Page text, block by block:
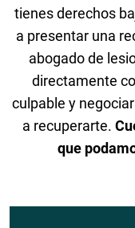
tienes derechos
a presentar una
abogado de
directamente
culpable y
a recuperarte.
que